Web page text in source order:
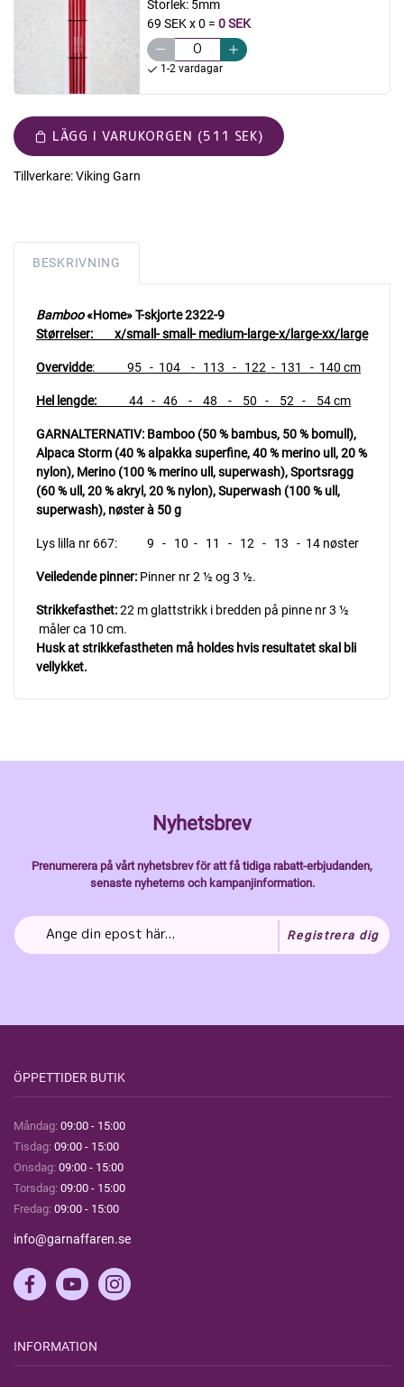
Storlek: 5mm
69 SEK x 0 = 0 SEK
1-2 vardagar
LÄGG I VARUKORGEN (511 SEK)
Tillverkare:Viking Garn
BESKRIVNING
Bamboo«Home» T-skjorte 2322-9
Størrelser: x/small- small- medium-large-x/large-xx/large
Overvidde: 95 - 104 - 113 - 122 - 131 - 140 cm
Hel lengde: 44 - 46 - 48 - 50 - 52 - 54 cm
GARNALTERNATIV: Bamboo (50 % bambus, 50 % bomull),
Alpaca Storm (40 % alpakka superfine, 40 % merino ull, 20 %
nylon), Merino (100 % merino ull, superwash),Sportsragg
(60 % ull, 20 % akryl, 20 % nylon),Superwash (100 % ull,
superwash), nøster à 50 g
Lys lilla nr 667: 9 - 10 - 11 - 12 - 13 - 14 nøster
Veiledende pinner: Pinner nr 2 ½ og 3 ½.
Strikkefasthet:22 m glattstrikk i bredden på pinne nr 3 ½
måler ca 10 cm.
Husk at strikkefastheten må holdes hvis resultatet skal bli
vellykket.
Nyhetsbrev
Prenumerera på vårt nyhetsbrev för att få tidiga rabatt-erbjudanden,
senaste nyheterns och kampanjinformation.
Registrera dig
ÖPPETTIDER BUTIK
Måndag: 09:00 - 15:00
Tisdag: 09:00 - 15:00
Onsdag: 09:00 - 15:00
Torsdag: 09:00 - 15:00
Fredag: 09:00 - 15:00
info@garnaffaren.se
INFORMATION